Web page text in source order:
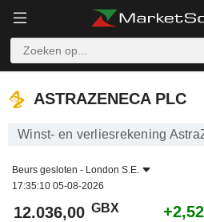
ASTRAZENECA PLC
ASTRAZENECA PLC
Winst- en verliesrekening
Beurs gesloten - London S.E.
17:35:10 05-08-2026
12.036,00 GBX